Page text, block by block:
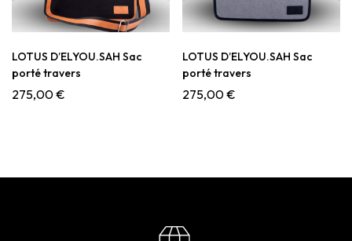
LOTUS D’ELYOU.SAH Sac
porté travers
275,00€
LOTUS D’ELYOU.SAH Sac
porté travers
275,00€